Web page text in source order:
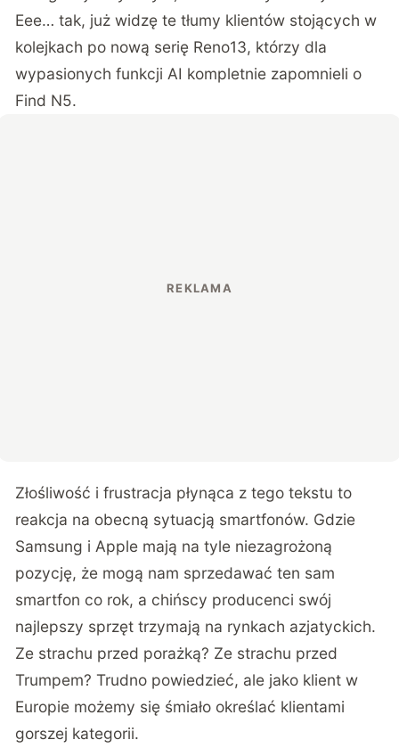
Eee… tak, już widzę te tłumy klientów stojących w
kolejkach po nową serię Reno13, którzy dla
wypasionych funkcji AI kompletnie zapomnieli o
Find N5.
Złośliwość i frustracja płynąca z tego tekstu to
reakcja na obecną sytuacją smartfonów. Gdzie
Samsung i Apple mają na tyle niezagrożoną
pozycję, że mogą nam sprzedawać ten sam
smartfon co rok, a chińscy producenci swój
najlepszy sprzęt trzymają na rynkach azjatyckich.
Ze strachu przed porażką? Ze strachu przed
Trumpem? Trudno powiedzieć, ale jako klient w
Europie możemy się śmiało określać klientami
gorszej kategorii.